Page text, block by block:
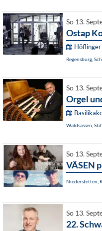
So 13.
Ostap
Höflinger
Regensburg,
So 13.
Orgel
Waldsassen,
So 13.
VÄSEN
Niederstetten,
So 13.
22.